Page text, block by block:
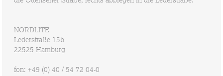
NORDLITE
Lederstraße 15b
22525 Hamburg
fon:+49 (0) 40 / 54 72 04-0